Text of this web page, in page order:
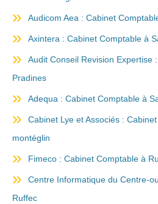
Audicom Aea : Cabinet
Axintera : Cabinet Comptable à
Audit Conseil Revision Expertise
Pradines
Adequa : Cabinet Comptable à
Cabinet Lye et Associés :
montéglin
Fimeco : Cabinet Comptable à
Centre Informatique du Centre-
Ruffec